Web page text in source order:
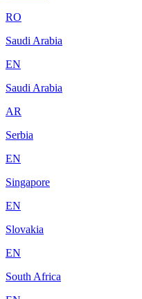
RO
Saudi Arabia
EN
Saudi Arabia
AR
Serbia
EN
Singapore
EN
Slovakia
EN
South Africa